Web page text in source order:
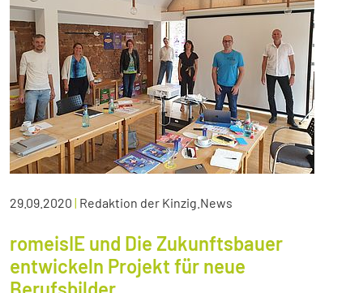
29.09.2020 | Redaktion der Kinzig.News
romeisIE und Die Zukunftsbauer
entwickeln Projekt für neue